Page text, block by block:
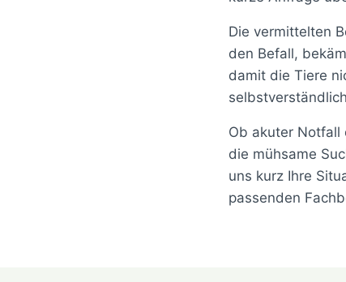
Die vermittelten
den Befall,
damit die Tiere
Ob akuter Notfall
die mühsame
uns kurz Ihre
passenden